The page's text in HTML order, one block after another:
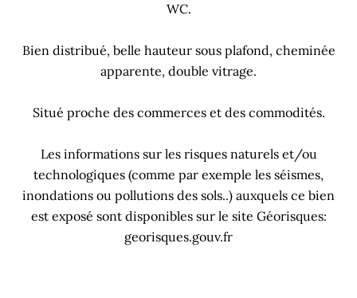
WC.
Bien distribué, belle hauteur sous plafond, cheminée
apparente, double vitrage.
Situé proche des commerces et des commodités.
Les informations sur les risques naturels et/ou
technologiques (comme par exemple les séismes,
inondations ou pollutions des sols..) auxquels ce bien
est exposé sont disponibles sur le site Géorisques:
georisques.gouv.fr